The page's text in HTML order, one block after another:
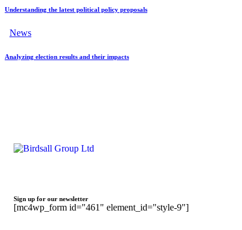
Understanding the latest political policy proposals
News
Analyzing election results and their impacts
Sign up for our newsletter
[mc4wp_form id="461" element_id="style-9"]